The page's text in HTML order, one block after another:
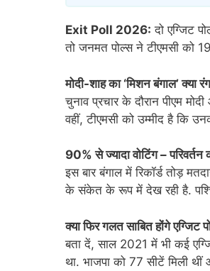
Exit Poll 2026: दो एग्जिट
तो जनमत पोल्स ने टीएमसी को
मोदी-शाह का ‘मिशन बंगाल’ क्या
चुनाव प्रचार के दौरान पीएम
वहीं, टीएमसी को उम्मीद है कि
90% से ज्यादा वोटिंग –
इस बार बंगाल में रिकॉर्ड तोड़
के संकेत के रूप में देख रही है.
क्या फिर गलत साबित होंगे एग्जिट
बता दें, साल 2021 में भी कई
था. भाजपा को 77 सीटें मिली थीं